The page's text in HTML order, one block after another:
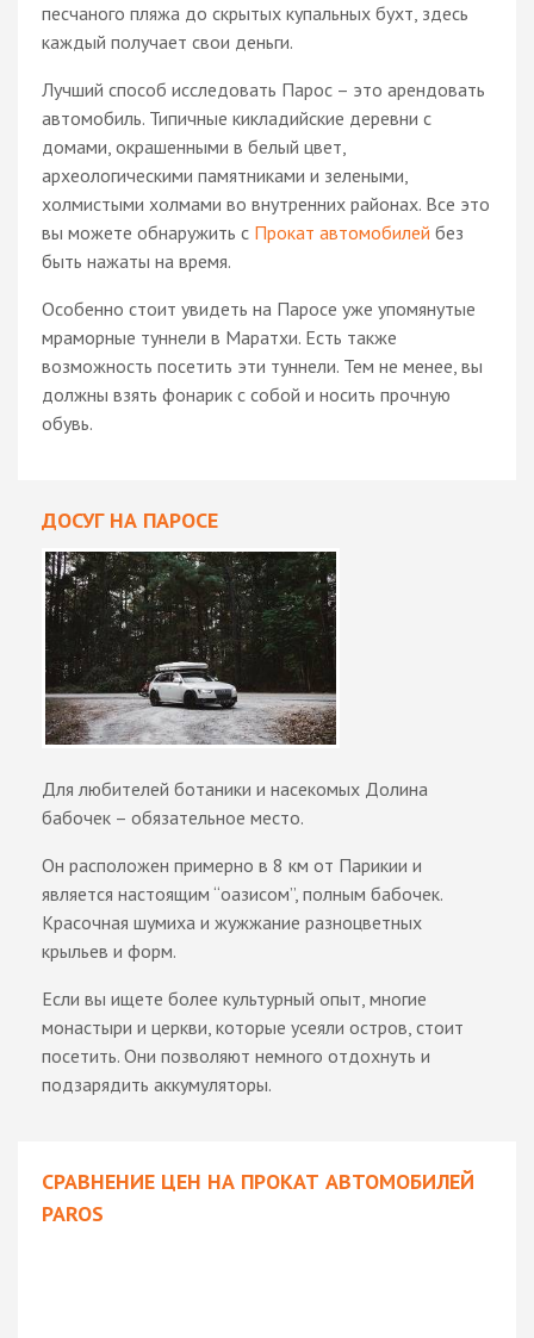
песчаного пляжа до скрытых купальных бухт, здесь
каждый получает свои деньги.
Лучший способ исследовать Парос – это арендовать
автомобиль. Типичные кикладийские деревни с
домами, окрашенными в белый цвет,
археологическими памятниками и зелеными,
холмистыми холмами во внутренних районах. Все это
вы можете обнаружить с Прокат автомобилей без
быть нажаты на время.
Особенно стоит увидеть на Паросе уже упомянутые
мраморные туннели в Маратхи. Есть также
возможность посетить эти туннели. Тем не менее, вы
должны взять фонарик с собой и носить прочную
обувь.
ДОСУГ НА ПАРОСЕ
Для любителей ботаники и насекомых Долина
бабочек – обязательное место.
Он расположен примерно в 8 км от Парикии и
является настоящим “оазисом”, полным бабочек.
Красочная шумиха и жужжание разноцветных
крыльев и форм.
Если вы ищете более культурный опыт, многие
монастыри и церкви, которые усеяли остров, стоит
посетить. Они позволяют немного отдохнуть и
подзарядить аккумуляторы.
СРАВНЕНИЕ ЦЕН НА ПРОКАТ АВТОМОБИЛЕЙ
PAROS